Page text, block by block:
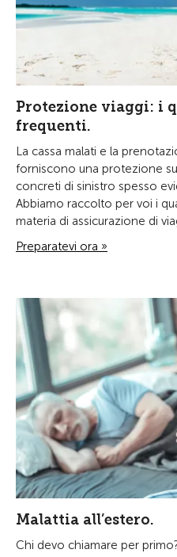
Protezione viaggi: i
frequenti.
La cassa malati e la
forniscono una protezione
concreti di sinistro spesso
Abbiamo raccolto per voi i
materia di assicurazione di
Preparatevi ora »
Malattia all’estero.
Chi devo chiamare per